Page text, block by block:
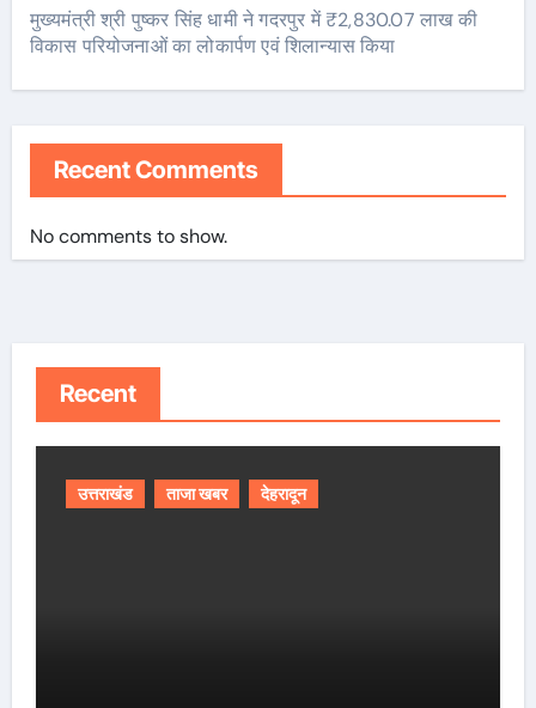
मुख्यमंत्री श्री पुष्कर सिंह धामी ने गदरपुर में ₹2,830.07 लाख की
विकास परियोजनाओं का लोकार्पण एवं शिलान्यास किया
Recent Comments
No comments to show.
Recent
उत्तराखंड ताजा खबर देहरादून